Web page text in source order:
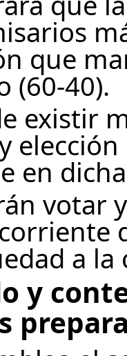
que
(60-40).
existir
en
votar
a la
y